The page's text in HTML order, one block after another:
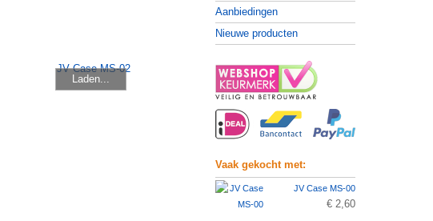
Laden...
Aanbiedingen
Nieuwe producten
Vaak gekocht met:
JV Case MS-00
€ 2,60